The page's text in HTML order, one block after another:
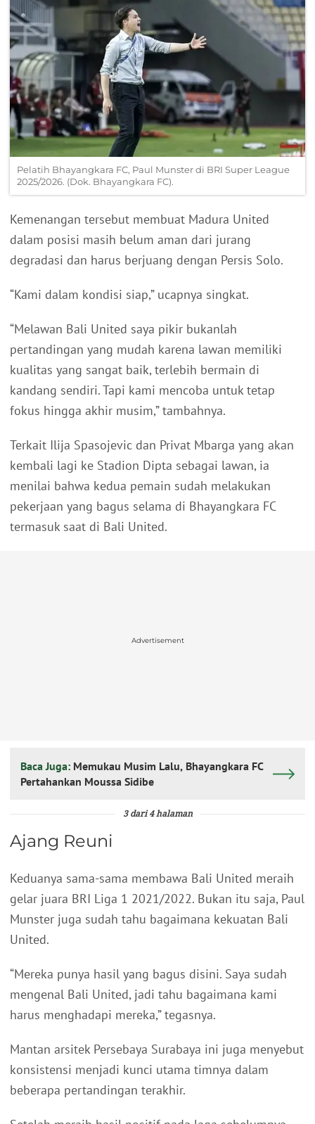
Pelatih Bhayangkara FC, Paul Munster di BRI Super League
2025/2026. (Dok. Bhayangkara FC).
Kemenangan tersebut membuat Madura United
dalam posisi masih belum aman dari jurang
degradasi dan harus berjuang dengan Persis Solo.
“Kami dalam kondisi siap,” ucapnya singkat.
“Melawan Bali United saya pikir bukanlah
pertandingan yang mudah karena lawan memiliki
kualitas yang sangat baik, terlebih bermain di
kandang sendiri. Tapi kami mencoba untuk tetap
fokus hingga akhir musim,” tambahnya.
Terkait Ilija Spasojevic dan Privat Mbarga yang akan
kembali lagi ke Stadion Dipta sebagai lawan, ia
menilai bahwa kedua pemain sudah melakukan
pekerjaan yang bagus selama di Bhayangkara FC
termasuk saat di Bali United.
Advertisement
Baca Juga: Memukau Musim Lalu, Bhayangkara FC
Pertahankan Moussa Sidibe
3 dari 4 halaman
Ajang Reuni
Keduanya sama-sama membawa Bali United meraih
gelar juara BRI Liga 1 2021/2022. Bukan itu saja, Paul
Munster juga sudah tahu bagaimana kekuatan Bali
United.
“Mereka punya hasil yang bagus disini. Saya sudah
mengenal Bali United, jadi tahu bagaimana kami
harus menghadapi mereka,” tegasnya.
Mantan arsitek Persebaya Surabaya ini juga menyebut
konsistensi menjadi kunci utama timnya dalam
beberapa pertandingan terakhir.